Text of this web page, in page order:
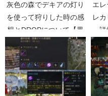
灰色の森でデキアの灯り
を使って狩りした時の感
想とDROPについて【黒
い砂漠Part4425】
エ
レ
詳